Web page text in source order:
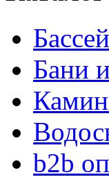
Бани
b2b